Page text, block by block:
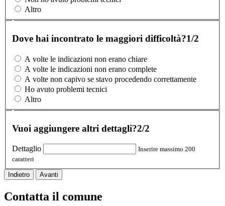
Altro
Dove hai incontrato le maggiori difficoltà?1/2
A volte le indicazioni non erano chiare
A volte le indicazioni non erano complete
A volte non capivo se stavo procedendo correttamente
Ho avuto problemi tecnici
Altro
Vuoi aggiungere altri dettagli?2/2
Dettaglio
Inserire massimo 200
caratteri
Indietro Avanti
Contatta il comune